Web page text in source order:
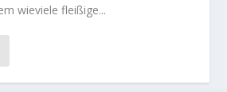
wieviele fleißige...